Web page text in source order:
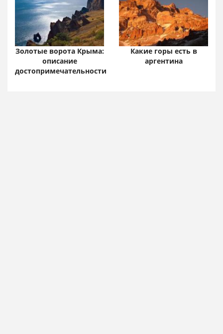
Золотые ворота Крыма:
описание
достопримечательности
Какие горы есть в
аргентина